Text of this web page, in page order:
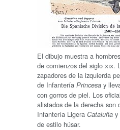
El dibujo muestra a
de comienzos del siglo xix.
zapadores de la izquierda
de Infantería Princesa y
con gorros de piel. Los
alistados de la derecha son
Infantería Ligera Cataluña y
de estilo húsar.